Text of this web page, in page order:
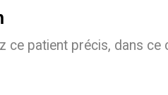
ce patient précis, dans